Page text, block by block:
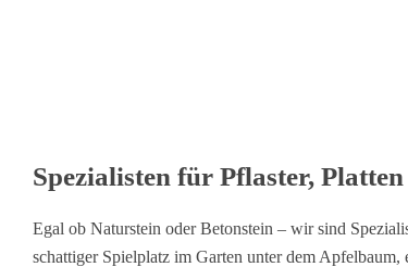
Spezialisten für Pflaster,
Egal ob Naturstein oder Betonstein – wir sind
schattiger Spielplatz im Garten unter dem Apfelbaum,